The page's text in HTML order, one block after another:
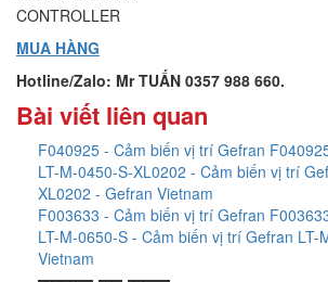
CONTROLLER
MUA HÀNG
Hotline/Zalo: Mr TUẤN 0357 988 660.
Bài viết liên quan
F040925 - Cảm biến vị trí Gefran
LT-M-0450-S-XL0202 - Cảm biến vị trí
XL0202 - Gefran Vietnam
F003633 - Cảm biến vị trí Gefran
LT-M-0650-S - Cảm biến vị trí Gefran LT-
Vietnam